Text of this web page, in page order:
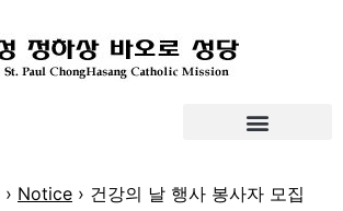
› Notice › 건강의 날 행사 봉사자 모집